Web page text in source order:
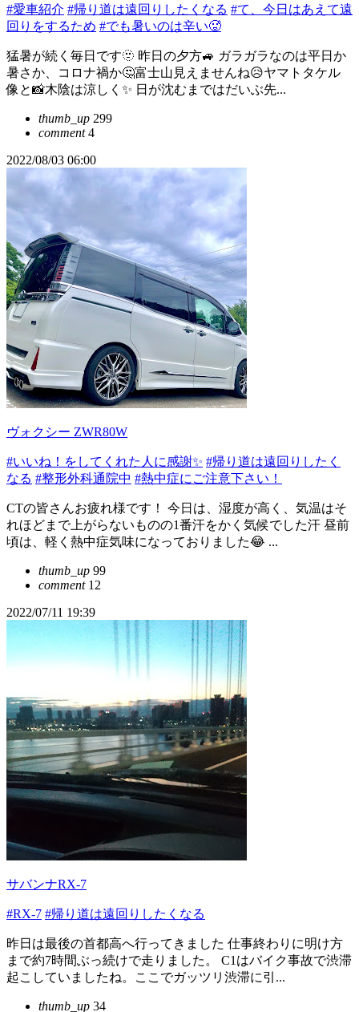
#愛車紹介 #帰り道は遠回りしたくなる #て、今日はあえて遠
回りをするため #でも暑いのは辛い🥵
猛暑が続く毎日です🫥 昨日の夕方🚙 ガラガラなのは平日か
暑さか、コロナ禍か🤔富士山見えませんね😥ヤマトタケル
像と📸木陰は涼しく✨ 日が沈むまではだいぶ先...
thumb_up 299
comment4
2022/08/03 06:00
ヴォクシー ZWR80W
#いいね！をしてくれた人に感謝✨ #帰り道は遠回りしたく
なる #整形外科通院中 #熱中症にご注意下さい！
CTの皆さんお疲れ様です！ 今日は、湿度が高く、気温はそ
れほどまで上がらないものの1番汗をかく気候でした汗 昼前
頃は、軽く熱中症気味になっておりました😂 ...
thumb_up 99
comment12
2022/07/11 19:39
サバンナRX-7
#RX-7 #帰り道は遠回りしたくなる
昨日は最後の首都高へ行ってきました 仕事終わりに明け方
まで約7時間ぶっ続けで走りました。 C1はバイク事故で渋滞
起こしていましたね。ここでガッツリ渋滞に引...
thumb_up 34